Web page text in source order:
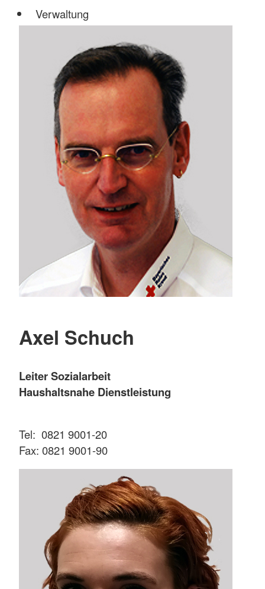
Verwaltung
Axel Schuch
Leiter Sozialarbeit
Haushaltsnahe Dienstleistung
Tel: 0821 9001-20
Fax: 0821 9001-90